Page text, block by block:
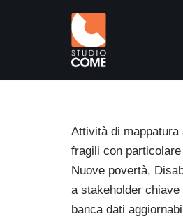
contenuto
Attività di
fragili con
Nuove povertà,
a stakeholder
banca dati